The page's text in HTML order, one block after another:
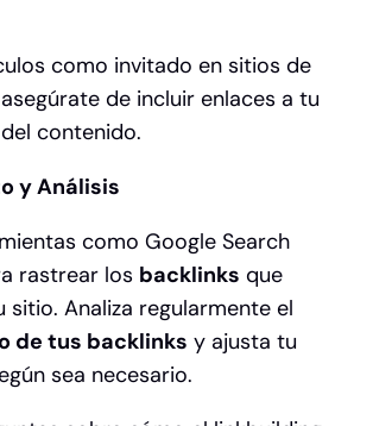
como invitado en sitios de
de incluir enlaces a tu
contenido.
y Análisis
como Google Search
rastrear los backlinks que
sitio. Analiza regularmente el
de tus backlinks y ajusta tu
sea necesario.